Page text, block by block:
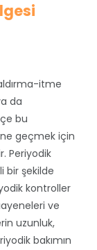
itme
da
bu
geçmek için
Periyodik
bir şekilde
kontroller
ve
uzunluk,
bakımın